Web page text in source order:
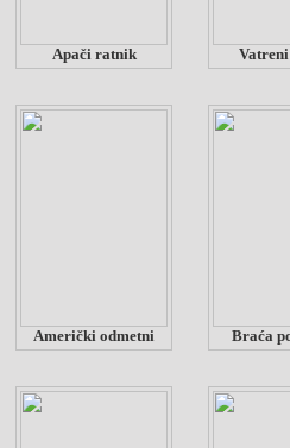
Apači ratnik
Američki odmetni Braća